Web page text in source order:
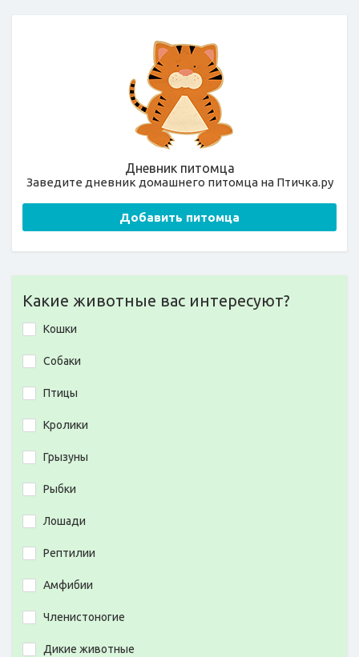
Дневник питомца
Заведите дневник домашнего питомца на Птичка.ру
Добавить питомца
Какие животные вас интересуют?
Кошки
Собаки
Птицы
Кролики
Грызуны
Рыбки
Лошади
Рептилии
Амфибии
Членистоногие
Дикие животные